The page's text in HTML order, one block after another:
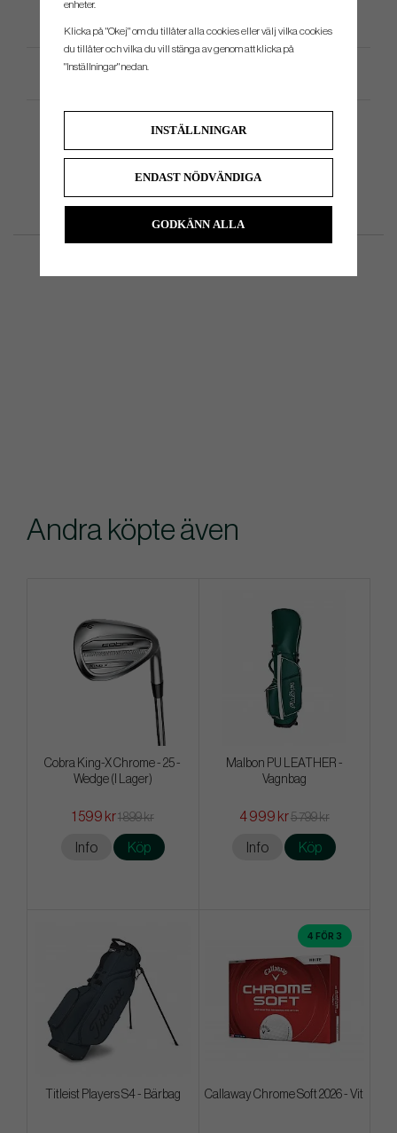
Produktspecifikation
Andra köpte även
Cobra King-X Chrome - 25 -
Wedge (I Lager)
1 599 kr1 899 kr
Info Köp
Malbon PU LEATHER -
Vagnbag
4 999 kr5 799 kr
Info Köp
Titleist Players S4 - Bärbag
4 FÖR 3
Callaway Chrome Soft 2026 - Vit
enheter.
Klicka på "Okej" om du tillåter alla cookies eller välj vilka cookies
du tillåter och vilka du vill stänga av genom att klicka på
"Inställningar" nedan.
INSTÄLLNINGAR
ENDAST NÖDVÄNDIGA
GODKÄNN ALLA